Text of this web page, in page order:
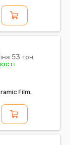
Film,
53 грн.